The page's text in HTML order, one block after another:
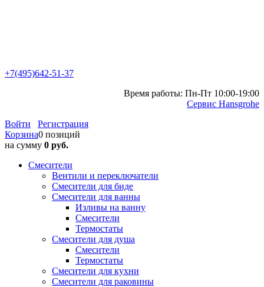
+7(495)642-51-37
Время работы: Пн-Пт 10:00-19:00
Сервис Hansgrohe
Войти
Регистрация
Корзина0 позиций
на сумму 0 руб.
Смесители
Вентили и переключатели
Смесители для биде
Смесители для ванны
Изливы на ванну
Смесители
Термостаты
Смесители для душа
Смесители
Термостаты
Смесители для кухни
Смесители для раковины